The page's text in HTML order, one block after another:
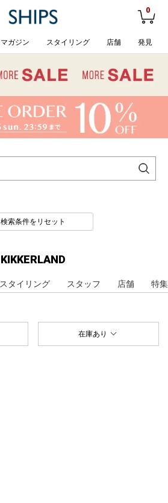
0
マガジン スタイリング 店舗 発見
検索条件をリセット
KIKKERLAND
スタイリング スタッフ 店舗 特集
在庫あり